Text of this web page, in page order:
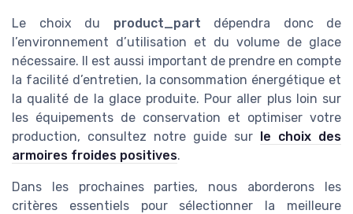
Le choix du product_part dépendra donc de
l’environnement d’utilisation et du volume de glace
nécessaire. Il est aussi important de prendre en compte
la facilité d’entretien, la consommation énergétique et
la qualité de la glace produite. Pour aller plus loin sur
les équipements de conservation et optimiser votre
production, consultez notre guide sur le choix des
armoires froides positives.
Dans les prochaines parties, nous aborderons les
critères essentiels pour sélectionner la meilleure